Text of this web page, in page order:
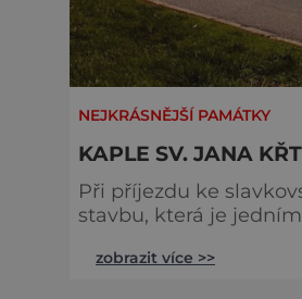
NEJKRÁSNĚJŠÍ PAMÁTKY
KAPLE SV. JANA
Při příjezdu ke
stavbu, která je jedním ze symbolů
kostelíkem ze 13.
zobrazit více >>